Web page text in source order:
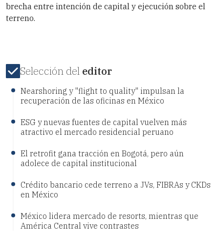
brecha entre intención de capital y ejecución sobre el
terreno.
Selección del editor
Nearshoring y "flight to quality" impulsan la
recuperación de las oficinas en México
ESG y nuevas fuentes de capital vuelven más
atractivo el mercado residencial peruano
El retrofit gana tracción en Bogotá, pero aún
adolece de capital institucional
Crédito bancario cede terreno a JVs, FIBRAs y CKDs
en México
México lidera mercado de resorts, mientras que
América Central vive contrastes